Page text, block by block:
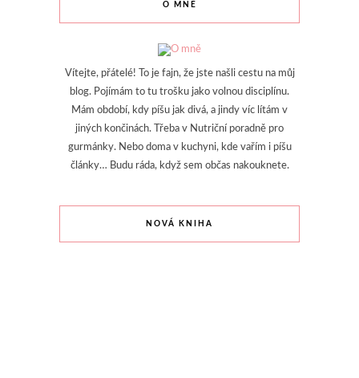
O MNĚ
Vítejte, přátelé! To je fajn, že jste našli cestu na můj
blog. Pojímám to tu trošku jako volnou disciplínu.
Mám období, kdy píšu jak divá, a jindy víc lítám v
jiných končinách. Třeba v Nutriční poradně pro
gurmánky. Nebo doma v kuchyni, kde vařím i píšu
články… Budu ráda, když sem občas nakouknete.
NOVÁ KNIHA